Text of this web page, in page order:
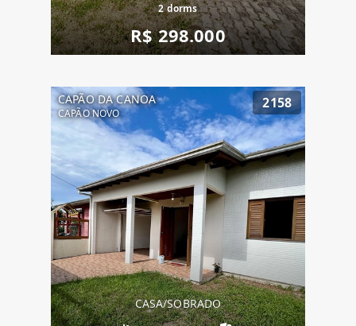
2 dorms
R$ 298.000
CAPÃO DA CANOA
CAPÃO NOVO
2158
CASA/SOBRADO